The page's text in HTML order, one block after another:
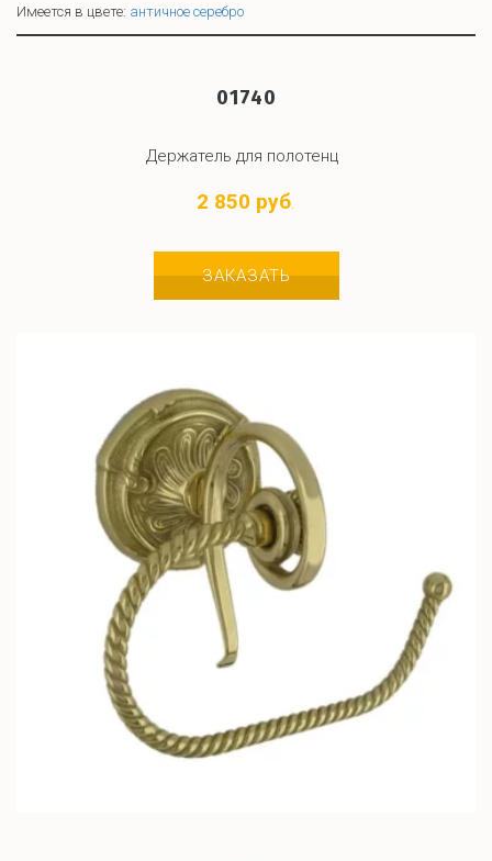
Имеется в цвете: античное серебро
01740
Держатель для полотенц
2 850 руб.
ЗАКАЗАТЬ